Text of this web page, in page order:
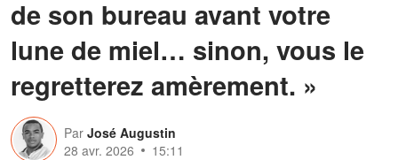
de son bureau avant votre
lune de miel… sinon, vous le
regretterez amèrement. »
Par José Augustin
28 avr. 2026
15:11